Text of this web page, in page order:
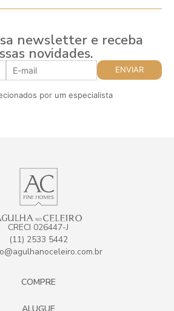
newsletter e receba
novidades.
por um especialista
CRECI 026447-J
(11) 2533 5442
COMPRE